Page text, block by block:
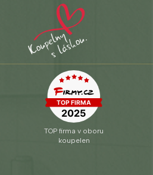
TOP firma v oboru
koupelen